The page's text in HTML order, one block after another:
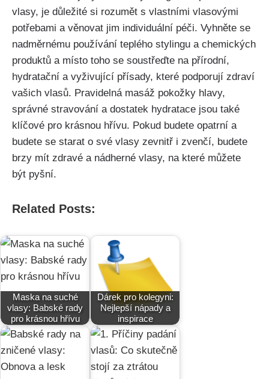
vlasy, je důležité si rozumět s vlastními vlasovými
potřebami a věnovat jim‍ individuální péči. Vyhněte se⁢
nadměrnému⁢ používání ‌teplého stylingu ⁣a chemických
produktů a místo toho se soustřeďte na‍ přírodní,⁢
hydratační a vyživující přísady, které podporují zdraví
vašich vlasů. Pravidelná⁣ masáž pokožky ⁣hlavy,
správné⁢ stravování a⁣ dostatek hydratace jsou také
klíčové ‌pro krásnou ​hřívu. Pokud budete opatrní ⁢a
budete se starat o⁣ své vlasy zevnitř i⁤ zvenčí, budete
brzy mít ​zdravé a⁢ nádherné‍ vlasy, na které můžete
být pyšní.
Related Posts:
Maska na suché
vlasy: Babské rady
pro krásnou hřívu
Dárek pro kolegyni:
Nejlepší nápady a
inspirace